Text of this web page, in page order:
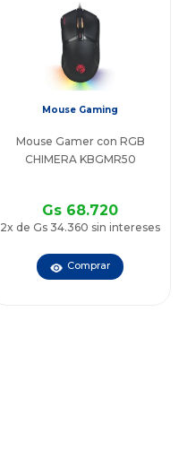
Mouse Gaming
Mouse Gamer con RGB
CHIMERA KBGMR50
Gs 68.720
2x de Gs 34.360 sin intereses
Comprar